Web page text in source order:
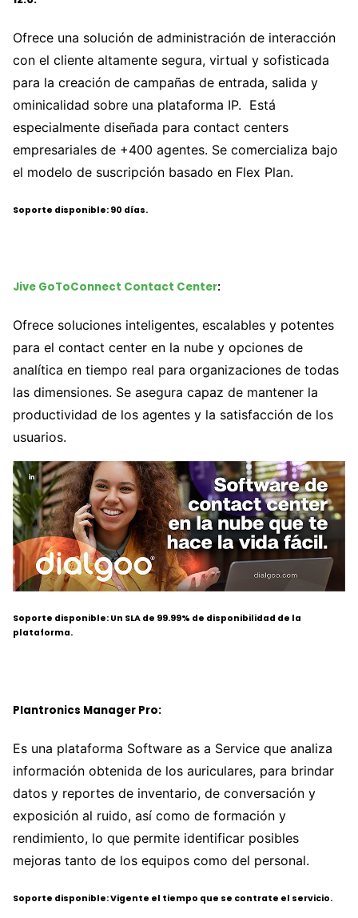
Ofrece una solución de administración de interacción
con el cliente altamente segura, virtual y sofisticada
para la creación de campañas de entrada, salida y
ominicalidad sobre una plataforma IP. Está
especialmente diseñada para contact centers
empresariales de +400 agentes. Se comercializa bajo
el modelo de suscripción basado en Flex Plan.
Soporte disponible: 90 días.
Jive GoToConnect Contact Center:
Ofrece soluciones inteligentes, escalables y potentes
para el contact center en la nube y opciones de
analítica en tiempo real para organizaciones de todas
las dimensiones. Se asegura capaz de mantener la
productividad de los agentes y la satisfacción de los
usuarios.
Soporte disponible: Un SLA de 99.99% de disponibilidad de la
plataforma.
Plantronics Manager Pro:
Es una plataforma Software as a Service que analiza
información obtenida de los auriculares, para brindar
datos y reportes de inventario, de conversación y
exposición al ruido, así como de formación y
rendimiento, lo que permite identificar posibles
mejoras tanto de los equipos como del personal.
Soporte disponible: Vigente el tiempo que se contrate el servicio.